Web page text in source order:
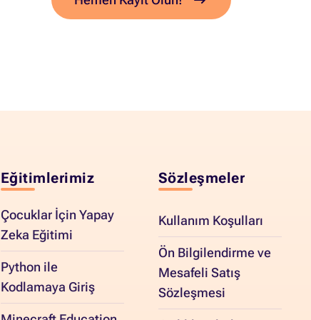
Eğitimlerimiz
Çocuklar İçin Yapay
Zeka Eğitimi
Python ile
Kodlamaya Giriş
Sözleşmeler
Kullanım Koşulları
Ön Bilgilendirme ve
Mesafeli Satış
Sözleşmesi